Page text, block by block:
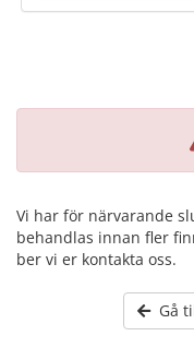
Vi har för närvarande
behandlas innan fler
ber vi er kontakta oss.
Gå